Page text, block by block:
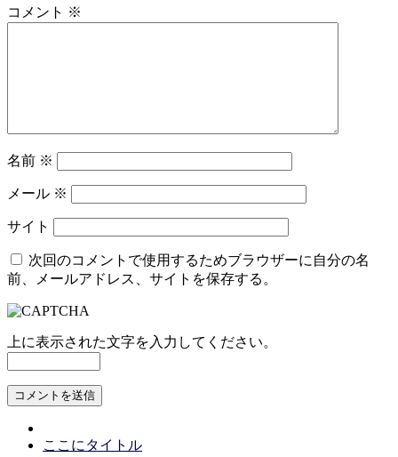
コメント ※
名前 ※
メール ※
サイト
次回のコメントで使用するためブラウザーに自分の名
前、メールアドレス、サイトを保存する。
上に表示された文字を入力してください。
ここにタイトル